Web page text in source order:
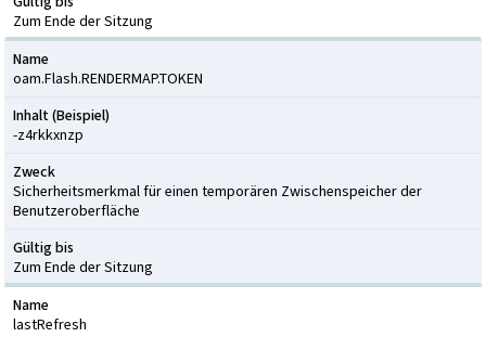
Zum Ende der Sitzung
Name
oam.Flash.RENDERMAP.TOKEN
Inhalt (Beispiel)
-z4rkkxnzp
Zweck
Sicherheitsmerkmal für einen temporären Zwischenspeicher der
Benutzeroberfläche
Gültig bis
Zum Ende der Sitzung
Name
lastRefresh